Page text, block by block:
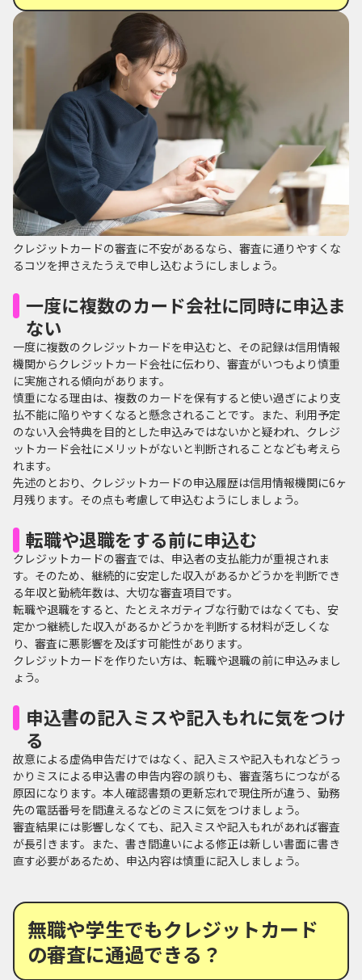
クレジットカードの審査に不安があるなら、審査に通りやすくな
るコツを押さえたうえで申し込むようにしましょう。
一度に複数のカード会社に同時に申込ま
ない
一度に複数のクレジットカードを申込むと、その記録は信用情報
機関からクレジットカード会社に伝わり、審査がいつもより慎重
に実施される傾向があります。
慎重になる理由は、複数のカードを保有すると使い過ぎにより支
払不能に陥りやすくなると懸念されることです。また、利用予定
のない入会特典を目的とした申込みではないかと疑われ、クレジ
ットカード会社にメリットがないと判断されることなども考えら
れます。
先述のとおり、クレジットカードの申込履歴は信用情報機関に6ヶ
月残ります。その点も考慮して申込むようにしましょう。
転職や退職をする前に申込む
クレジットカードの審査では、申込者の支払能力が重視されま
す。そのため、継続的に安定した収入があるかどうかを判断でき
る年収と勤続年数は、大切な審査項目です。
転職や退職をすると、たとえネガティブな行動ではなくても、安
定かつ継続した収入があるかどうかを判断する材料が乏しくな
り、審査に悪影響を及ぼす可能性があります。
クレジットカードを作りたい方は、転職や退職の前に申込みまし
ょう。
申込書の記入ミスや記入もれに気をつけ
る
故意による虚偽申告だけではなく、記入ミスや記入もれなどうっ
かりミスによる申込書の申告内容の誤りも、審査落ちにつながる
原因になります。本人確認書類の更新忘れで現住所が違う、勤務
先の電話番号を間違えるなどのミスに気をつけましょう。
審査結果には影響しなくても、記入ミスや記入もれがあれば審査
が長引きます。また、書き間違いによる修正は新しい書面に書き
直す必要があるため、申込内容は慎重に記入しましょう。
無職や学生でもクレジットカード
の審査に通過できる？